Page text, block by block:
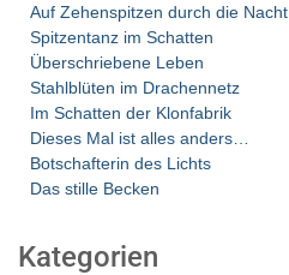
Auf Zehenspitzen durch die Nacht
Spitzentanz im Schatten
Überschriebene Leben
Stahlblüten im Drachennetz
Im Schatten der Klonfabrik
Dieses Mal ist alles anders…
Botschafterin des Lichts
Das stille Becken
Kategorien